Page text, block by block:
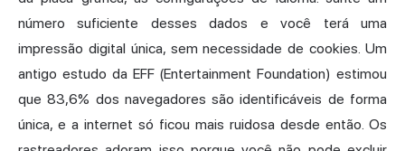
número suficiente desses dados e você terá uma
impressão digital única, sem necessidade de cookies. Um
antigo estudo da EFF (Entertainment Foundation) estimou
que83,6% dos navegadores são identificáveis de forma
única, e a internet só ficou mais ruidosa desde então. Os